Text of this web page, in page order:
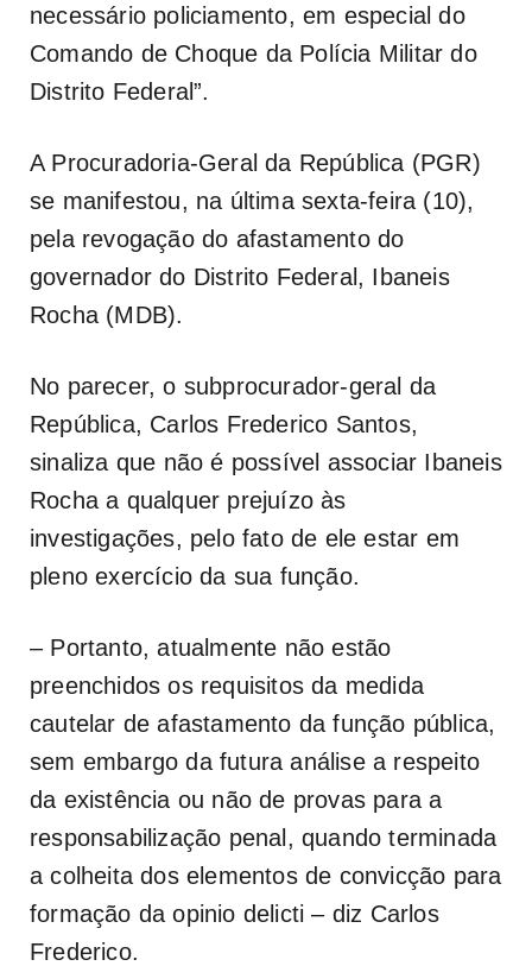
necessário policiamento, em especial do
Comando de Choque da Polícia Militar do
Distrito Federal”.
A Procuradoria-Geral da República (PGR)
se manifestou, na última sexta-feira (10),
pela revogação do afastamento do
governador do Distrito Federal, Ibaneis
Rocha (MDB).
No parecer, o subprocurador-geral da
República, Carlos Frederico Santos,
sinaliza que não é possível associar Ibaneis
Rocha a qualquer prejuízo às
investigações, pelo fato de ele estar em
pleno exercício da sua função.
– Portanto, atualmente não estão
preenchidos os requisitos da medida
cautelar de afastamento da função pública,
sem embargo da futura análise a respeito
da existência ou não de provas para a
responsabilização penal, quando terminada
a colheita dos elementos de convicção para
formação daopinio delicti – diz Carlos
Frederico.